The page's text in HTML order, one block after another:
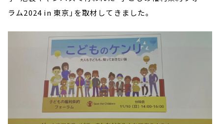
ラム2024 in 東京」を取材してきました。